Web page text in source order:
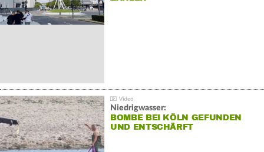
Niedrigwasser:
BOMBE BEI KÖLN GEFUNDEN
UND ENTSCHÄRFT